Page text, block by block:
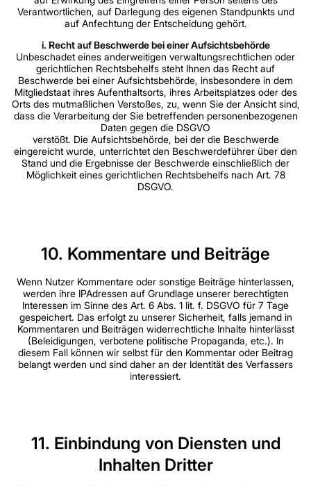
Verantwortlichen, auf Darlegung des eigenen Standpunkts und
auf Anfechtung der Entscheidung gehört.
i. Recht auf Beschwerde bei einer Aufsichtsbehörde
Unbeschadet eines anderweitigen verwaltungsrechtlichen oder
gerichtlichen Rechtsbehelfs steht Ihnen das Recht auf
Beschwerde bei einer Aufsichtsbehörde, insbesondere in dem
Mitgliedstaat ihres Aufenthaltsorts, ihres Arbeitsplatzes oder des
Orts des mutmaßlichen Verstoßes, zu, wenn Sie der Ansicht sind,
dass die Verarbeitung der Sie betreffenden personenbezogenen
Daten gegen die DSGVO
verstößt. Die Aufsichtsbehörde, bei der die Beschwerde
eingereicht wurde, unterrichtet den Beschwerdeführer über den
Stand und die Ergebnisse der Beschwerde einschließlich der
Möglichkeit eines gerichtlichen Rechtsbehelfs nach Art. 78
DSGVO.
10. Kommentare und Beiträge
Wenn Nutzer Kommentare oder sonstige Beiträge hinterlassen,
werden ihre IPAdressen auf Grundlage unserer berechtigten
Interessen im Sinne des Art. 6 Abs. 1 lit. f. DSGVO für 7 Tage
gespeichert. Das erfolgt zu unserer Sicherheit, falls jemand in
Kommentaren und Beiträgen widerrechtliche Inhalte hinterlässt
(Beleidigungen, verbotene politische Propaganda, etc.). In
diesem Fall können wir selbst für den Kommentar oder Beitrag
belangt werden und sind daher an der Identität des Verfassers
interessiert.
11. Einbindung von Diensten und
Inhalten Dritter